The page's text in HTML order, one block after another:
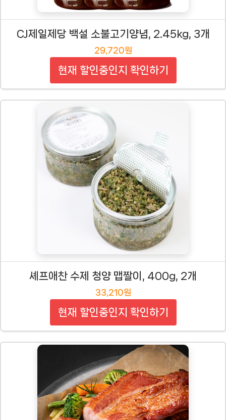
CJ제일제당 백설 소불고기양념, 2.45kg, 3개
29,720원
현재 할인중인지 확인하기
셰프애찬 수제 청양 맵짤이, 400g, 2개
33,210원
현재 할인중인지 확인하기